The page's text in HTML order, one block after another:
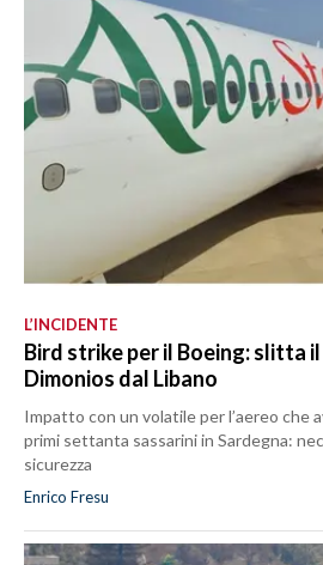
L’INCIDENTE
Bird strike per il Boeing: slitta
Dimonios dal Libano
Impatto con un volatile per l’aereo che
primi settanta sassarini in Sardegna:
sicurezza
Enrico Fresu